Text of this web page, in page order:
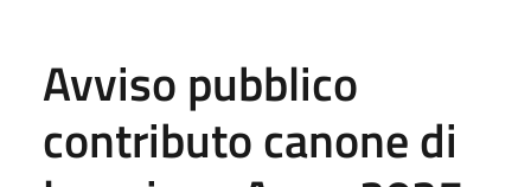
Avviso pubblico
contributo canone di